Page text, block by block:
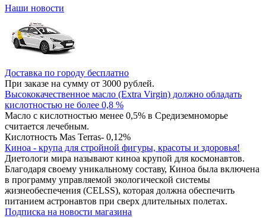
Наши новости
Доставка по городу бесплатно
При заказе на сумму от 3000 рублей.
Высококачественное масло (Extra Virgin) должно обладать
кислотностью не более 0,8 %
Масло с кислотностью менее 0,5% в Средиземноморье
считается лечебным.
Кислотность Mas Terras- 0,12%
Киноа - крупа для стройной фигуры, красоты и здоровья!
Диетологи мира называют киноа крупой для космонавтов.
Благодаря своему уникальному составу, Киноа была включена
в программу управляемой экологической системы
жизнеобеспечения (CELSS), которая должна обеспечить
питанием астронавтов при сверх длительных полетах.
Подписка на новости магазина